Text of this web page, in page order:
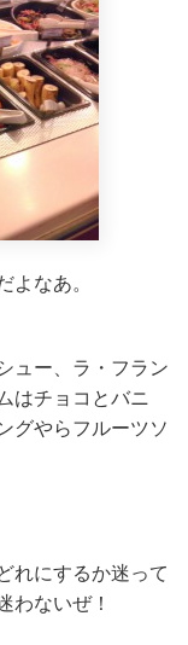
なあ。
ュー、ラ・フラン
はチョコとバニ
グやらフルーツソ
れにするか迷って
わないぜ！